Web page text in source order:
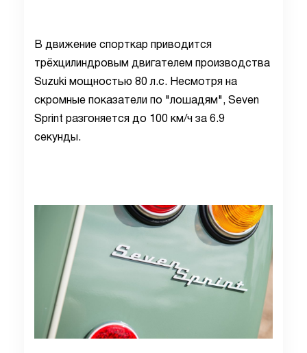
В движение спорткар приводится
трёхцилиндровым двигателем производства
Suzuki мощностью 80 л.с. Несмотря на
скромные показатели по "лошадям", Seven
Sprint разгоняется до 100 км/ч за 6.9
секунды.